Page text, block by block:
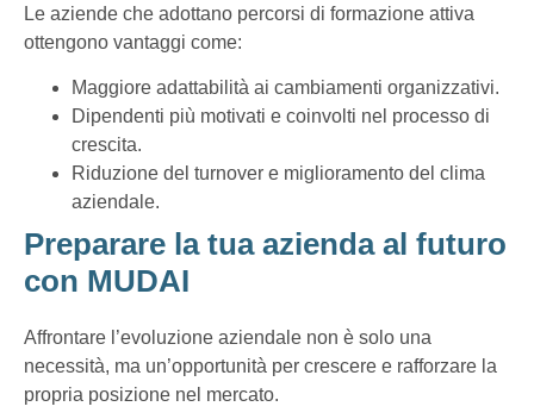
Le aziende che adottano percorsi di formazione attiva
ottengono vantaggi come:
Maggiore adattabilità ai cambiamenti organizzativi.
Dipendenti più motivati e coinvolti nel processo di
crescita.
Riduzione del turnover e miglioramento del clima
aziendale.
Preparare la tua azienda al futuro
con MUDAI
Affrontare l’evoluzione aziendale non è solo una
necessità, ma un’opportunità per crescere e rafforzare la
propria posizione nel mercato.